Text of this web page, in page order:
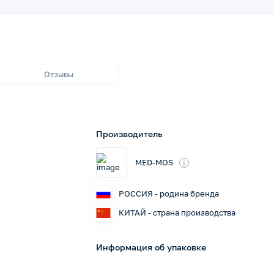
Отзывы
Производитель
MED-MOS i
РОССИЯ - родина бренда
КИТАЙ - страна производства
Информация об упаковке